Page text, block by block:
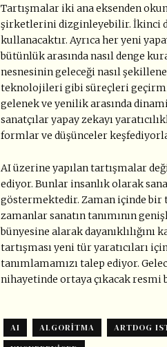
Tartışmalar iki ana eksenden
şirketlerini dizginleyebilir. İkinci
kullanacaktır. Ayrıca her yeni
bütünlük arasında nasıl denge
nesnesinin geleceği nasıl
teknolojileri gibi süreçleri
gelenek ve yenilik arasında
sanatçılar yapay zekayı
formlar ve düşünceler
AI üzerine yapılan tartışmalar
ediyor. Bunlar insanlık olarak
göstermektedir. Zaman içinde bir
zamanlar sanatın tanımının
bünyesine alarak dayanıklılığını
tartışması yeni tür yaratıcıları
tanımlamamızı talep ediyor.
nihayetinde ortaya çıkacak resmi
AI ALGORITMA ARTDOG